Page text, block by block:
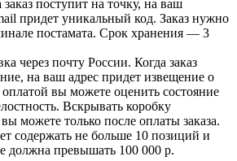
поступит на точку, на ваш
придет уникальный код. Заказ нужно
постамата. Срок хранения — 3
через почту России. Когда заказ
на ваш адрес придет извещение о
вы можете оценить состояние
Вскрывать коробку
можете только после оплаты заказа.
содержать не больше 10 позиций и
должна превышать 100 000 р.